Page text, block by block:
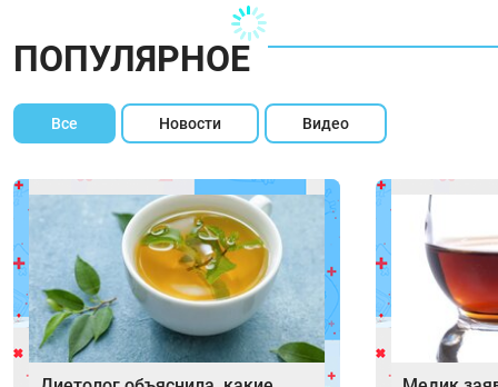
ПОПУЛЯРНОЕ
Все Новости Видео